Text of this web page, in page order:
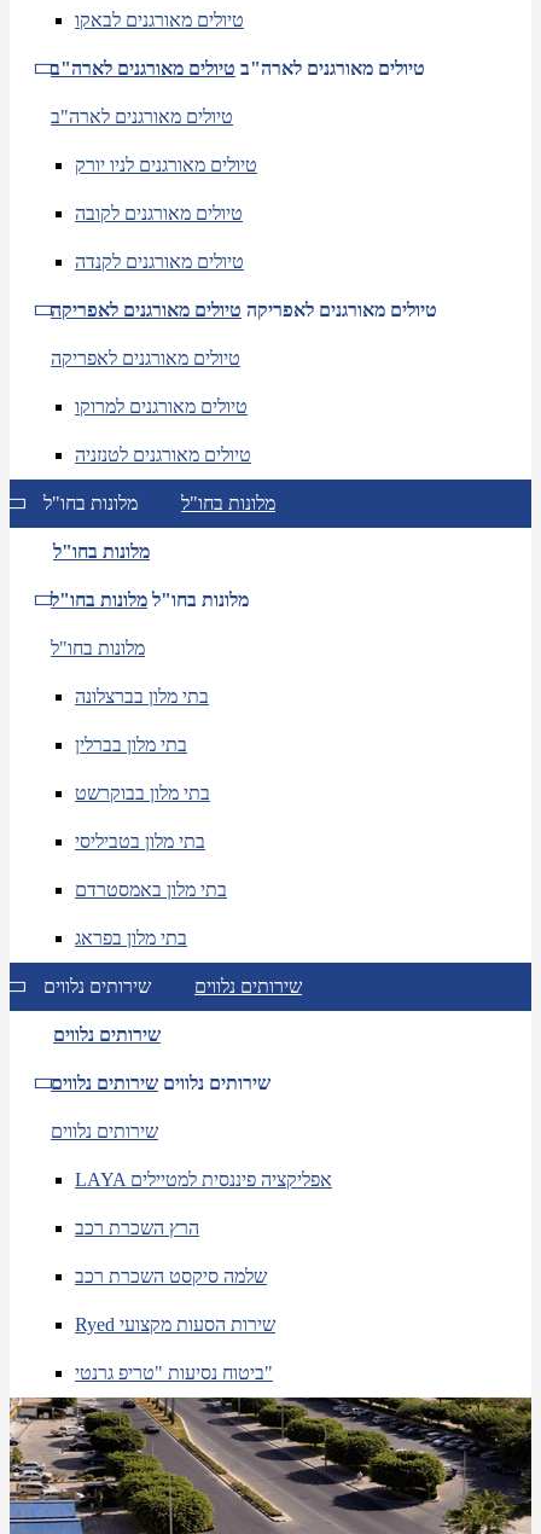
טיולים מאורגנים לבאקו
טיולים מאורגנים לארה"ב טיולים מאורגנים לארה"ב
טיולים מאורגנים לארה"ב
טיולים מאורגנים לניו יורק
טיולים מאורגנים לקובה
טיולים מאורגנים לקנדה
טיולים מאורגנים לאפריקה טיולים מאורגנים לאפריקה
טיולים מאורגנים לאפריקה
טיולים מאורגנים למרוקו
טיולים מאורגנים לטנזניה
מלונות בחו"ל מלונות בחו"ל
מלונות בחו"ל
מלונות בחו"ל מלונות בחו"ל
מלונות בחו"ל
בתי מלון בברצלונה
בתי מלון בברלין
בתי מלון בבוקרשט
בתי מלון בטביליסי
בתי מלון באמסטרדם
בתי מלון בפראג
שירותים נלווים שירותים נלווים
שירותים נלווים
שירותים נלווים שירותים נלווים
שירותים נלווים
LAYA אפליקציה פיננסית למטיילים
הרץ השכרת רכב
שלמה סיקסט השכרת רכב
Ryed שירות הסעות מקצועי
ביטוח נסיעות "טריפ גרנטי"